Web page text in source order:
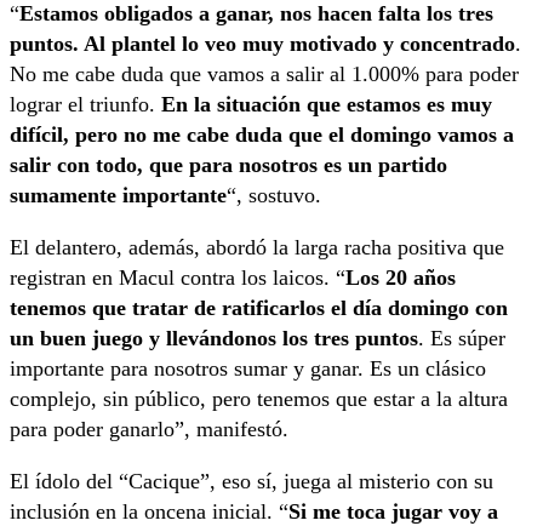
“Estamos obligados a ganar, nos hacen falta los tres
puntos. Al plantel lo veo muy motivado y concentrado.
No me cabe duda que vamos a salir al 1.000% para poder
lograr el triunfo. En la situación que estamos es muy
difícil, pero no me cabe duda que el domingo vamos a
salir con todo, que para nosotros es un partido
sumamente importante“, sostuvo.
El delantero, además, abordó la larga racha positiva que
registran en Macul contra los laicos. “Los 20 años
tenemos que tratar de ratificarlos el día domingo con
un buen juego y llevándonos los tres puntos. Es súper
importante para nosotros sumar y ganar. Es un clásico
complejo, sin público, pero tenemos que estar a la altura
para poder ganarlo”, manifestó.
El ídolo del “Cacique”, eso sí, juega al misterio con su
inclusión en la oncena inicial. “Si me toca jugar voy a